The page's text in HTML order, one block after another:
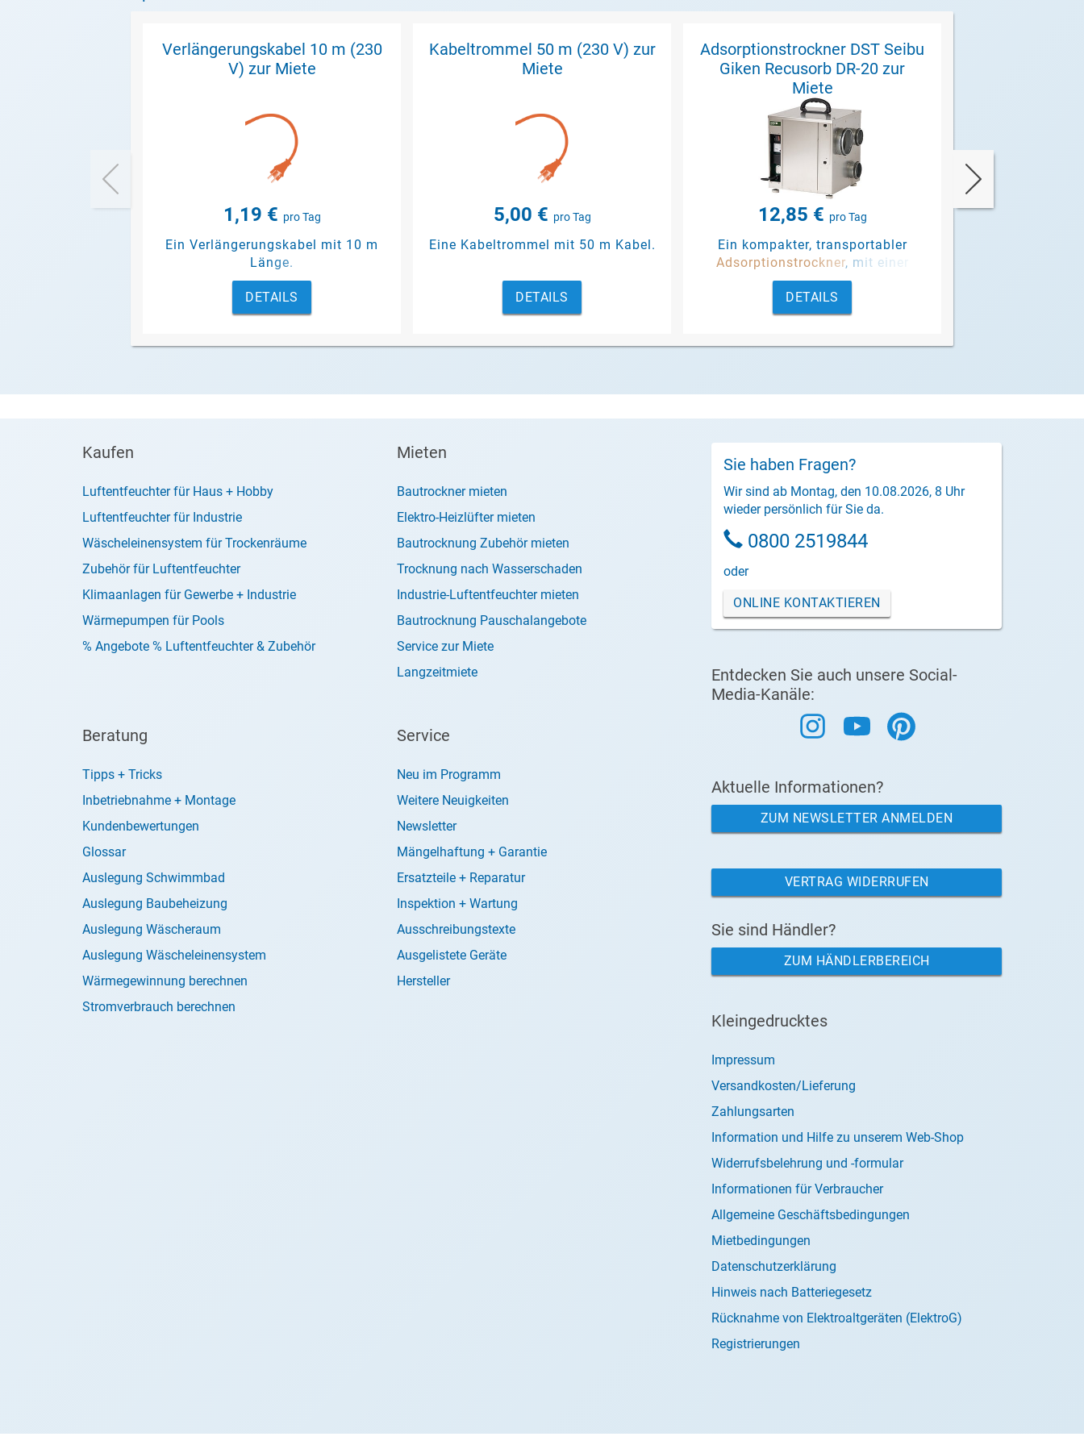
Verlängerungskabel 10 m (230
V) zur Miete
1,19 € pro Tag
Ein Verlängerungskabel mit 10 m
Länge.
DETAILS
Kabeltrommel 50 m (230 V) zur
Miete
5,00 € pro Tag
Eine Kabeltrommel mit 50 m Kabel.
DETAILS
Adsorptionstrockner DST Seibu
Giken Recusorb DR-20 zur
Miete
12,85 € pro Tag
Ein kompakter, transportabler
Adsorptionstrockner, mit einer
Entfeuchtungsleistung von 19
Litern pro Tag (bei 20°C/60%
DETAILS
Kaufen
Luftentfeuchter für Haus + Hobby
Luftentfeuchter für Industrie
Wäscheleinensystem für Trockenräume
Zubehör für Luftentfeuchter
Klimaanlagen für Gewerbe + Industrie
Wärmepumpen für Pools
% Angebote % Luftentfeuchter & Zubehör
Mieten
Bautrockner mieten
Elektro-Heizlüfter mieten
Bautrocknung Zubehör mieten
Trocknung nach Wasserschaden
Industrie-Luftentfeuchter mieten
Bautrocknung Pauschalangebote
Service zur Miete
Langzeitmiete
Beratung
Tipps + Tricks
Inbetriebnahme + Montage
Kundenbewertungen
Glossar
Auslegung Schwimmbad
Auslegung Baubeheizung
Auslegung Wäscheraum
Auslegung Wäscheleinensystem
Wärmegewinnung berechnen
Stromverbrauch berechnen
Service
Neu im Programm
Weitere Neuigkeiten
Newsletter
Mängelhaftung + Garantie
Ersatzteile + Reparatur
Inspektion + Wartung
Ausschreibungstexte
Ausgelistete Geräte
Hersteller
Sie haben Fragen?
Wir sind ab Montag, den 10.08.2026, 8 Uhr
wieder persönlich für Sie da.
0800 2519844
oder
ONLINE KONTAKTIEREN
Entdecken Sie auch unsere Social-
Media-Kanäle:
Aktuelle Informationen?
ZUM NEWSLETTER ANMELDEN
VERTRAG WIDERRUFEN
Sie sind Händler?
ZUM HÄNDLERBEREICH
Kleingedrucktes
Impressum
Versandkosten/Lieferung
Zahlungsarten
Information und Hilfe zu unserem Web-Shop
Widerrufsbelehrung und -formular
Informationen für Verbraucher
Allgemeine Geschäftsbedingungen
Mietbedingungen
Datenschutzerklärung
Hinweis nach Batteriegesetz
Rücknahme von Elektroaltgeräten (ElektroG)
Registrierungen